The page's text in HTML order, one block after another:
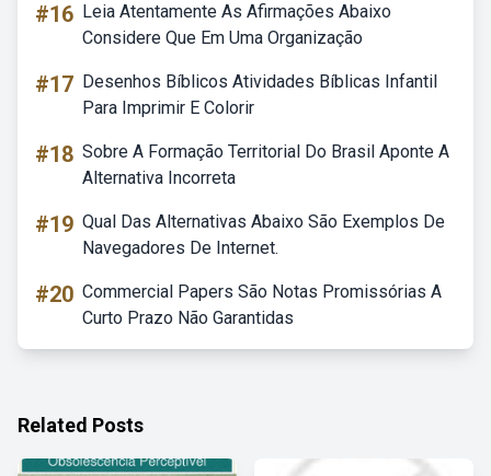
#16 Leia Atentamente As Afirmações Abaixo
Considere Que Em Uma Organização
#17 Desenhos Bíblicos Atividades Bíblicas Infantil
Para Imprimir E Colorir
#18 Sobre A Formação Territorial Do Brasil Aponte A
Alternativa Incorreta
#19 Qual Das Alternativas Abaixo São Exemplos De
Navegadores De Internet.
#20 Commercial Papers São Notas Promissórias A
Curto Prazo Não Garantidas
Related Posts